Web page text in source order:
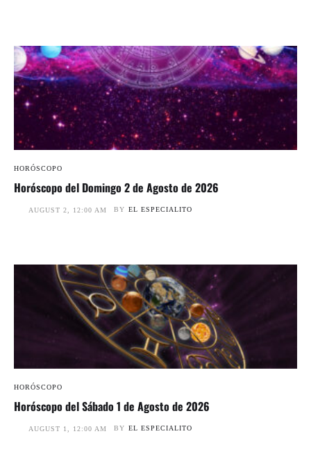
HORÓSCOPO
Horóscopo del Domingo 2 de Agosto de 2026
AUGUST 2, 12:00 AM BY EL ESPECIALITO
HORÓSCOPO
Horóscopo del Sábado 1 de Agosto de 2026
AUGUST 1, 12:00 AM BY EL ESPECIALITO